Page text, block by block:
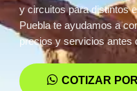
y circuitos para distintos
Puebla te ayudamos a
precios y servicios antes
COTIZAR